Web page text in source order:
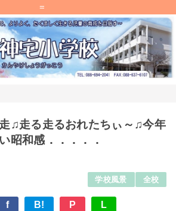
=
♫走る走るおれたちぃ～♫今年
昭和感．．．．．
学校風景
全校
f B! P L